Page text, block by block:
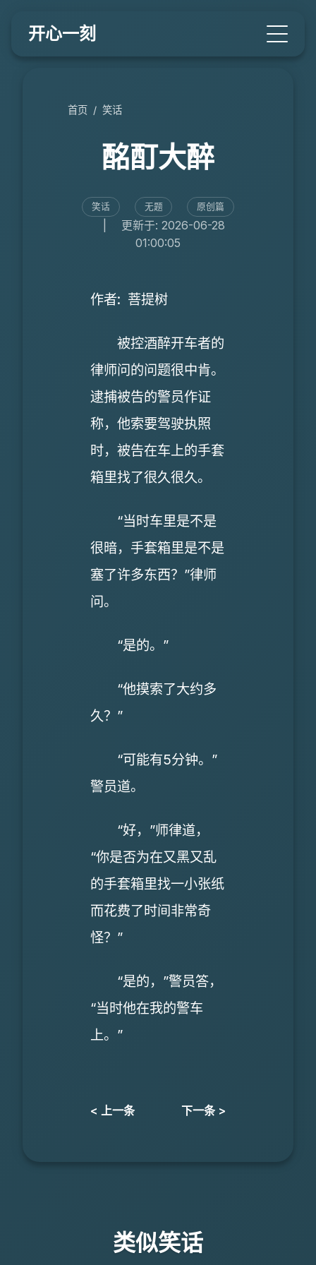
开心一刻
首页 / 笑话
酩酊大醉
笑话 无题 原创篇
更新于: 2026-06-28
01:00:05
作者: 菩提树
被控酒醉开车者的
律师问的问题很中肯。
逮捕被告的警员作证
称，他索要驾驶执照
时，被告在车上的手套
箱里找了很久很久。
“当时车里是不是
很暗，手套箱里是不是
塞了许多东西？”律师
问。
“是的。”
“他摸索了大约多
久？”
“可能有5分钟。”
警员道。
“好，”师律道，
“你是否为在又黑又乱
的手套箱里找一小张纸
而花费了时间非常奇
怪？”
“是的，”警员答，
“当时他在我的警车
上。”
< 上一条 下一条 >
类似笑话